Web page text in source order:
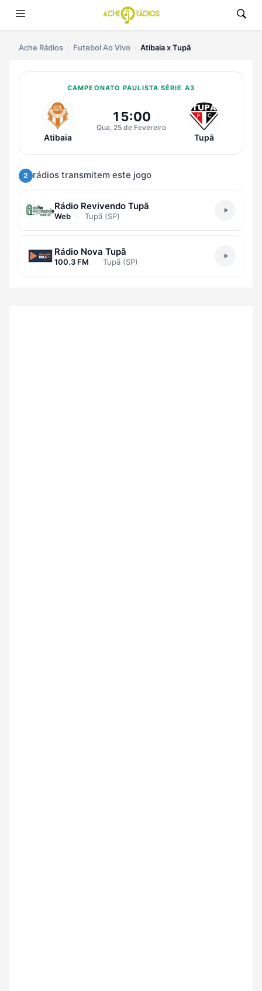
Ache Rádios Futebol Ao Vivo Atibaia x Tupã
CAMPEONATO PAULISTA SÉRIE A3
Ouvir Atibaia x Tupã Ao Vivo
Atibaia
15:00
Qua, 25 de Fevereiro
Tupã
2 rádios transmitem este jogo
Rádio Revivendo Tupã
Web · Tupã (SP)
Rádio Nova Tupã
100.3 FM · Tupã (SP)